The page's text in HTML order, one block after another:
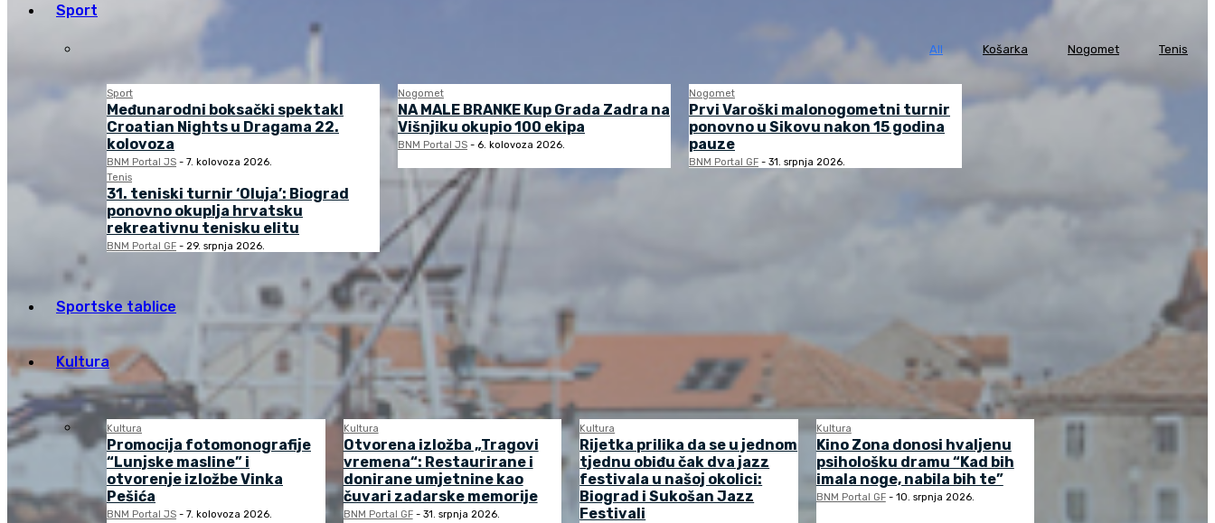
Sport
All Košarka Nogomet Tenis
Sport
Međunarodni boksački spektakl
Croatian Nights u Dragama 22.
kolovoza
BNM Portal JS - 7. kolovoza 2026.
Nogomet
NA MALE BRANKE Kup Grada Zadra na
Višnjiku okupio 100 ekipa
BNM Portal JS - 6. kolovoza 2026.
Nogomet
Prvi Varoški malonogometni turnir
ponovno u Sikovu nakon 15 godina
pauze
BNM Portal GF - 31. srpnja 2026.
Tenis
31. teniski turnir ‘Oluja’: Biograd
ponovno okuplja hrvatsku
rekreativnu tenisku elitu
BNM Portal GF - 29. srpnja 2026.
Sportske tablice
Kultura
Kultura
Promocija fotomonografije
“Lunjske masline” i
otvorenje izložbe Vinka
Pešića
BNM Portal JS - 7. kolovoza 2026.
Kultura
Otvorena izložba „Tragovi
vremena“: Restaurirane i
donirane umjetnine kao
čuvari zadarske memorije
BNM Portal GF - 31. srpnja 2026.
Kultura
Rijetka prilika da se u jednom
tjednu obiđu čak dva jazz
festivala u našoj okolici:
Biograd i Sukošan Jazz
Festivali
Kultura
Kino Zona donosi hvaljenu
psihološku dramu “Kad bih
imala noge, nabila bih te”
BNM Portal GF - 10. srpnja 2026.